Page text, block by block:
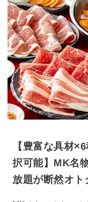
【豊富な具材
択可能】MK名
放題が断然オト